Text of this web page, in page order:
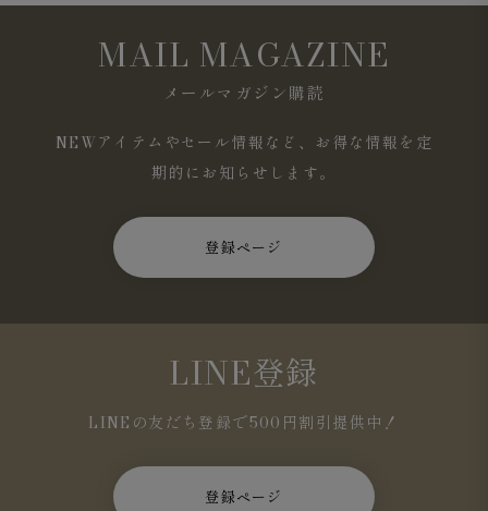
後ろ身頃はセンターベント仕様。すっきりしたシルエット
でも快適な着心地です。
MAIL MAGAZINE
メールマガジン購読
NEWアイテムやセール情報など、お得な情報を定
期的にお知らせします。
登録ページ
LINE登録
LINEの友だち登録で500円割引提供中！
登録ページ